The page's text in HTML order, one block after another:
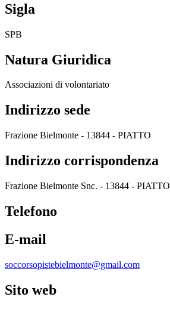
Sigla
SPB
Natura Giuridica
Associazioni di volontariato
Indirizzo sede
Frazione Bielmonte - 13844 - PIATTO
Indirizzo corrispondenza
Frazione Bielmonte Snc. - 13844 - PIATTO
Telefono
E-mail
soccorsopistebielmonte@gmail.com
Sito web